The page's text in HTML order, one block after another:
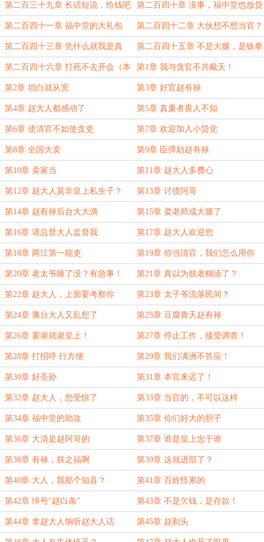
第二百三十九章 长话短说，给钱吧 第二百四十章 没事，福中堂也放贷
款的
第二百四十一章 福中堂的大礼包 第二百四十二章 大伙想不想当官？
第二百四十三章 凭什么就我是真
的？
第二百四十五章 不是大腿，是铁拳
第二百四十六章 打死不去开会（本
卷终）
第1章 我与贪官不共戴天！
第2章 坦白就从宽 第3章 好官赵有禄
第4章 赵大人都感动了 第5章 真廉者畏人不知
第6章 使清官不如使贪吏 第7章 欢迎加入小贷党
第8章 全国大卖 第9章 臣弹劾赵有禄
第10章 卖家当 第11章 赵大人多费心
第12章 赵大人莫非皇上私生子？ 第13章 讨债阿哥
第14章 赵有禄后台大大滴 第15章 娄老师成大腿了
第16章 请总督大人监督我 第17章 赵大人欢迎您
第18章 两江第一能吏 第19章 你当清官，我们怎么用你
第20章 老太爷睡了没？有急事！ 第21章 真以为朕老糊涂了？
第22章 赵大人，上面要考察你 第23章 太子爷流落民间？
第24章 藩台大人又乱想了 第25章 豆腐青天赵有禄
第26章 要谢就谢皇上！ 第27章 停止工作，接受调查！
第28章 打招呼 行方便 第29章 我们满洲不答应！
第30章 好圣孙 第31章 本官来迟了！
第32章 赵大人，您受惊了 第33章 当官的，不可以这样
第34章 福中堂的助攻 第35章 你们好大的胆子
第36章 大清是赵阿哥的 第37章 谁是皇上忠于谁
第38章 有禄，朕之福啊 第39章 这就进部了？
第40章 大人，我那个知县？ 第41章 百姓怪累的
第42章 绰号“赵白条” 第43章 不是欠钱，是存款！
第44章 拿赵大人饷听赵大人话 第45章 赵剃头